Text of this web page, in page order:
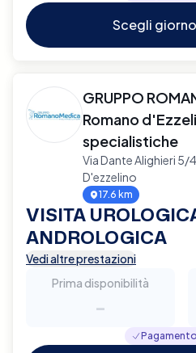
Scegli
GRUPPO
Romano
specialistiche
Via Dante Alighieri
D'ezzelino
17.6 km
VISITA
ANDROLOGICA
Vedi altre prestazioni
Prima disponibilità
-